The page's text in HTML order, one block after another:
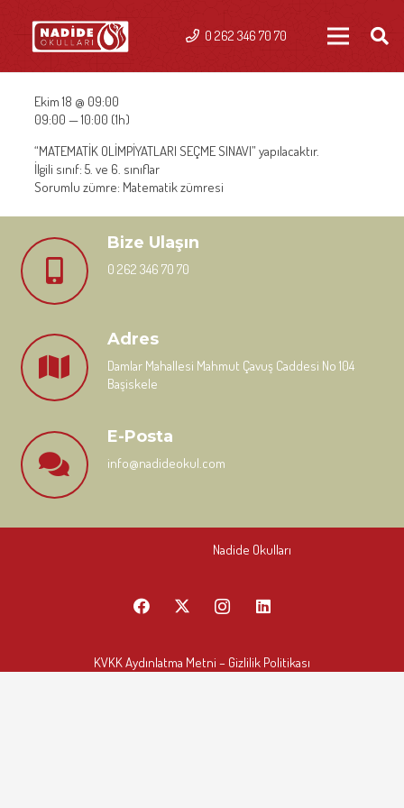
0 262 346 70 70
“MATEMATİK OLİMPİYATLARI SEÇME SINAVI” yapılacaktır.
İlgili sınıf: 5. ve 6. sınıflar
Sorumlu zümre: Matematik zümresi
Ekim 18 @ 09:00
09:00 — 10:00 (1h)
Bize Ulaşın
0 262 346 70 70
Adres
Damlar Mahallesi Mahmut Çavuş Caddesi No 104
Başiskele
E-Posta
info@nadideokul.com
Nadide Okulları
KVKK Aydınlatma Metni – Gizlilik Politikası